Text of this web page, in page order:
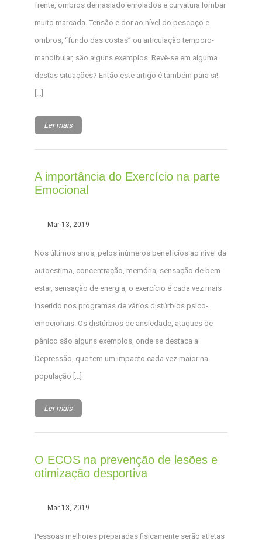
frente, ombros demasiado enrolados e curvatura lombar
muito marcada. Tensão e dor ao nível do pescoço e
ombros, “fundo das costas” ou articulação temporo-
mandibular, são alguns exemplos. Revê-se em alguma
destas situações? Então este artigo é também para si!
[…]
Ler mais
A importância do Exercício na parte
Emocional
Mar 13, 2019
Nos últimos anos, pelos inúmeros benefícios ao nível da
autoestima, concentração, memória, sensação de bem-
estar, sensação de energia, o exercício é cada vez mais
inserido nos programas de vários distúrbios psico-
emocionais. Os distúrbios de ansiedade, ataques de
pânico são alguns exemplos, onde se destaca a
Depressão, que tem um impacto cada vez maior na
população […]
Ler mais
O ECOS na prevenção de lesões e
otimização desportiva
Mar 13, 2019
Pessoas melhores preparadas fisicamente serão atletas